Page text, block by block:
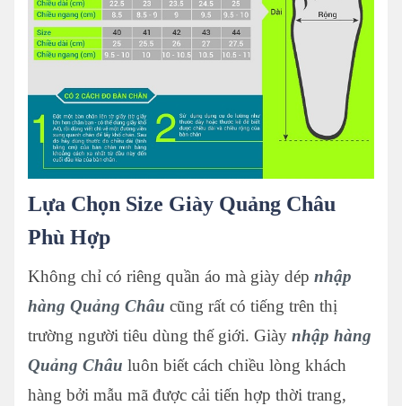
Lựa Chọn Size Giày Quảng Châu
Phù Hợp
Không chỉ có riêng quần áo mà giày dép nhập
hàng Quảng Châu cũng rất có tiếng trên thị
trường người tiêu dùng thế giới. Giày nhập hàng
Quảng Châu luôn biết cách chiều lòng khách
hàng bởi mẫu mã được cải tiến hợp thời trang,